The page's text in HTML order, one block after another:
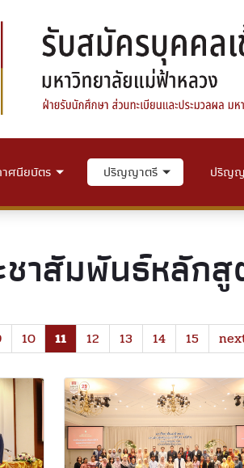
ศนียบัตร ปริญญาตรี ปริญ
าสัมพันธ์หลักสู
10 11 12 13 14 15